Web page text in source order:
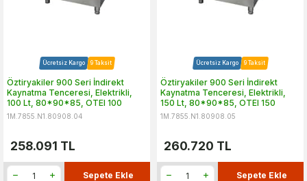
Ücretsiz Kargo 9 Taksit
Öztiryakiler 900 Seri İndirekt
Kaynatma Tenceresi, Elektrikli,
100 Lt, 80*90*85, OTEI 100
1M.7855.N1.80908.04
258.091 TL
Sepete Ekle
Ücretsiz Kargo 9 Taksit
Öztiryakiler 900 Seri İndirekt
Kaynatma Tenceresi, Elektrikli,
150 Lt, 80*90*85, OTEI 150
1M.7855.N1.80908.05
260.720 TL
Sepete Ekle